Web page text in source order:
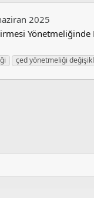
2025
Yönetmeliğinde
çed yönetmeliği